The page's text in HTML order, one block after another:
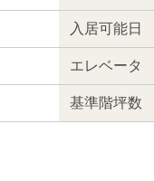
入居可能日
エレベータ
基準階坪数